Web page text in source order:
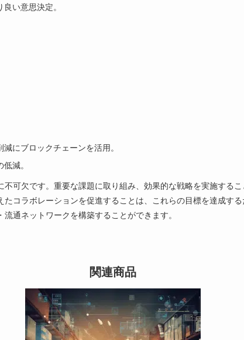
い意思決定。
にブロックチェーンを活用。
減。
可欠です。重要な課題に取り組み、効果的な戦略を実施する
コラボレーションを促進することは、これらの目標を達成す
通ネットワークを構築することができます。
関連商品